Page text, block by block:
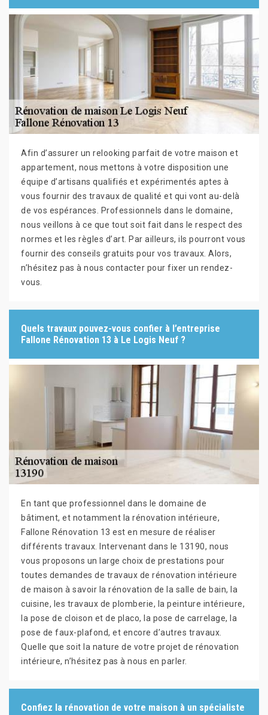
Afin d’assurer un relooking parfait de votre maison et
appartement, nous mettons à votre disposition une
équipe d’artisans qualifiés et expérimentés aptes à
vous fournir des travaux de qualité et qui vont au-delà
de vos espérances. Professionnels dans le domaine,
nous veillons à ce que tout soit fait dans le respect des
normes et les règles d’art. Par ailleurs, ils pourront vous
fournir des conseils gratuits pour vos travaux. Alors,
n’hésitez pas à nous contacter pour fixer un rendez-
vous.
Quels travaux pouvez-vous confier à l’entreprise
Fallone Rénovation 13 à Le Logis Neuf ?
En tant que professionnel dans le domaine de
bâtiment, et notamment la rénovation intérieure,
Fallone Rénovation 13 est en mesure de réaliser
différents travaux. Intervenant dans le 13190, nous
vous proposons un large choix de prestations pour
toutes demandes de travaux de rénovation intérieure
de maison à savoir la rénovation de la salle de bain, la
cuisine, les travaux de plomberie, la peinture intérieure,
la pose de cloison et de placo, la pose de carrelage, la
pose de faux-plafond, et encore d’autres travaux.
Quelle que soit la nature de votre projet de rénovation
intérieure, n’hésitez pas à nous en parler.
Confiez la rénovation de votre maison à un spécialiste